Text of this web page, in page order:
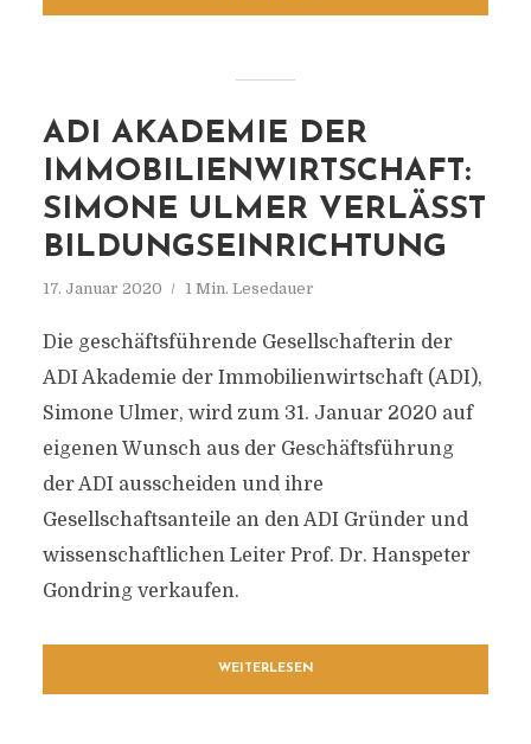
ADI AKADEMIE DER
IMMOBILIENWIRTSCHAFT:
SIMONE ULMER VERLÄSST
BILDUNGSEINRICHTUNG
17. Januar 2020 1 Min. Lesedauer
Die geschäftsführende Gesellschafterin der
ADI Akademie der Immobilienwirtschaft (ADI),
Simone Ulmer, wird zum 31. Januar 2020 auf
eigenen Wunsch aus der Geschäftsführung
der ADI ausscheiden und ihre
Gesellschaftsanteile an den ADI Gründer und
wissenschaftlichen Leiter Prof. Dr. Hanspeter
Gondring verkaufen.
WEITERLESEN